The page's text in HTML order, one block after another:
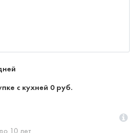
с кухней 0 руб.
10 лет